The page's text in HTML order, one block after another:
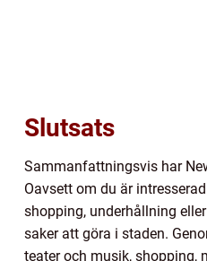
Slutsats
Sammanfattningsvis har
Oavsett om du är
shopping, underhållning
saker att göra i staden.
teater och musik, shopping,